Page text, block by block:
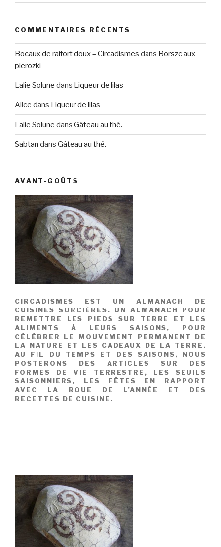
COMMENTAIRES RÉCENTS
Bocaux de raifort doux – Circadismes dans Borszc aux
pierozki
Lalie Solune dans Liqueur de lilas
Alice dans Liqueur de lilas
Lalie Solune dans Gâteau au thé.
Sabtan dans Gâteau au thé.
AVANT-GOÛTS
CIRCADISMES EST UN ALMANACH DE
CUISINES SORCIÈRES. UN ALMANACH POUR
REMETTRE LES PIEDS SUR TERRE ET LES
ALIMENTS À LEURS SAISONS, POUR
CÉLÉBRER LE MOUVEMENT PERMANENT DE
LA NATURE ET LES CADEAUX DE LA TERRE.
AU FIL DU TEMPS ET DES SAISONS, NOUS
POSTERONS DES ARTICLES SUR DES
FORMES DE VIE TERRESTRE, LES SEUILS
SAISONNIERS, LES FÊTES EN RAPPORT
AVEC LA ROUE DE L’ANNÉE ET DES
RECETTES DE CUISINE.